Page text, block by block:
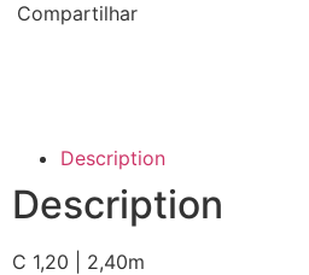
Compartilhar
Description
Description
C 1,20 | 2,40m